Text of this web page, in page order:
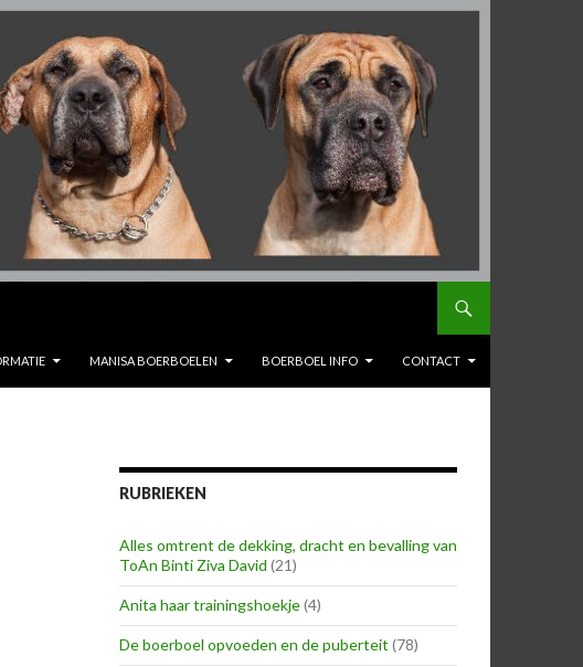
MANISA BOERBOELEN BOERBOEL INFO CONTACT
RUBRIEKEN
Alles omtrent de dekking, dracht en bevalling van
ToAn Binti Ziva David (21)
Anita haar trainingshoekje(4)
De boerboel opvoeden en de puberteit (78)